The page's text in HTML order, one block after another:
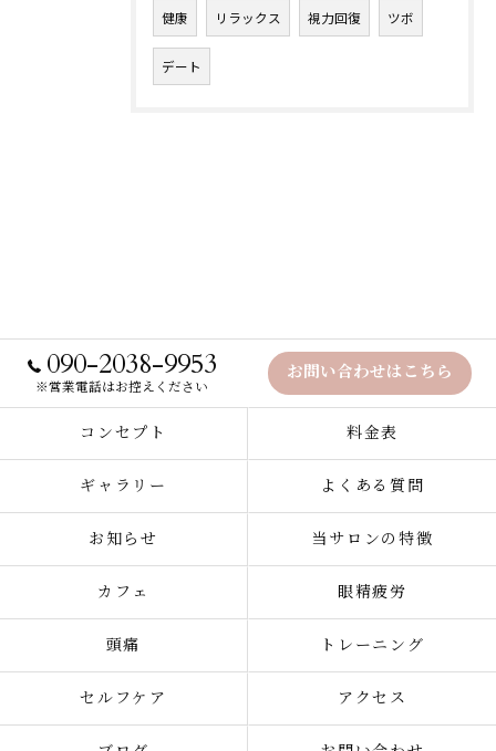
健康 リラックス 視力回復 ツボ
デート
090-2038-9953
※営業電話はお控えください
お問い合わせはこちら
コンセプト 料金表
ギャラリー よくある質問
お知らせ 当サロンの特徴
カフェ 眼精疲労
頭痛 トレーニング
セルフケア アクセス